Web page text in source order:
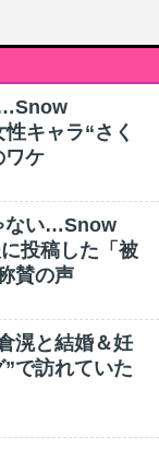
…Snow
キャラ“さく
ワケ
ない…Snow
投稿した「被
賛の声
滉と結婚＆妊
で訪れていた